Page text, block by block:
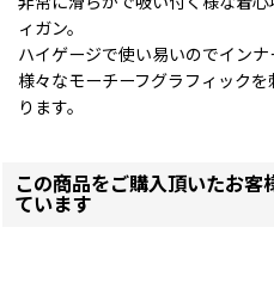
ィガン。
ハイゲージで使い易いのでインナ
様々なモーチーフグラフィック
ります。
この商品をご購入頂いたお客
ています